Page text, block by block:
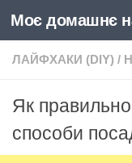
Skip to content
Моє домашнє
ЛАЙФХАКИ (DIY) /
Як
способи